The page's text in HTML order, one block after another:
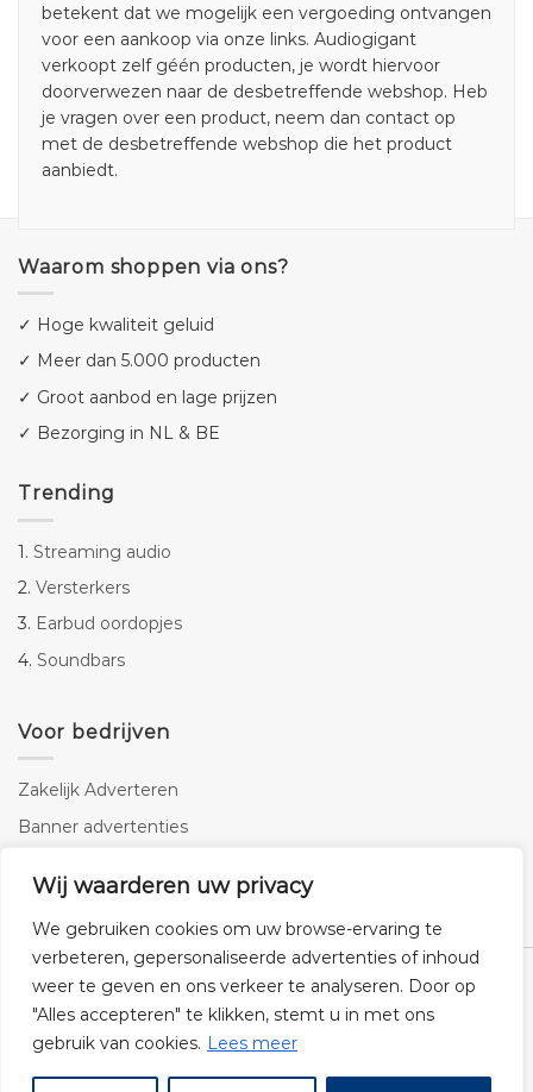
Wij waarderen uw privacy
We gebruiken cookies om uw browse-ervaring te
verbeteren, gepersonaliseerde advertenties of inhoud
weer te geven en ons verkeer te analyseren. Door op
"Alles accepteren" te klikken, stemt u in met ons
gebruik van cookies. Lees meer
betekent dat we mogelijk een vergoeding ontvangen
voor een aankoop via onze links. Audiogigant
verkoopt zelf géén producten, je wordt hiervoor
doorverwezen naar de desbetreffende webshop. Heb
je vragen over een product, neem dan contact op
met de desbetreffende webshop die het product
aanbiedt.
Waarom shoppen via ons?
✓ Hoge kwaliteit geluid
✓ Meer dan 5.000 producten
✓ Groot aanbod en lage prijzen
✓ Bezorging in NL & BE
Trending
1. Streaming audio
2. Versterkers
3. Earbud oordopjes
4. Soundbars
Voor bedrijven
Zakelijk Adverteren
Banner advertenties
SEO copywriting